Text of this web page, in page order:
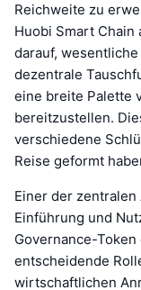
Reichweite zu
Huobi Smart
darauf,
dezentrale
eine breite Palette
bereitzustellen.
verschiedene
Reise geformt
Einer der
Einführung und
Governance-
entscheidende
wirtschaftlichen